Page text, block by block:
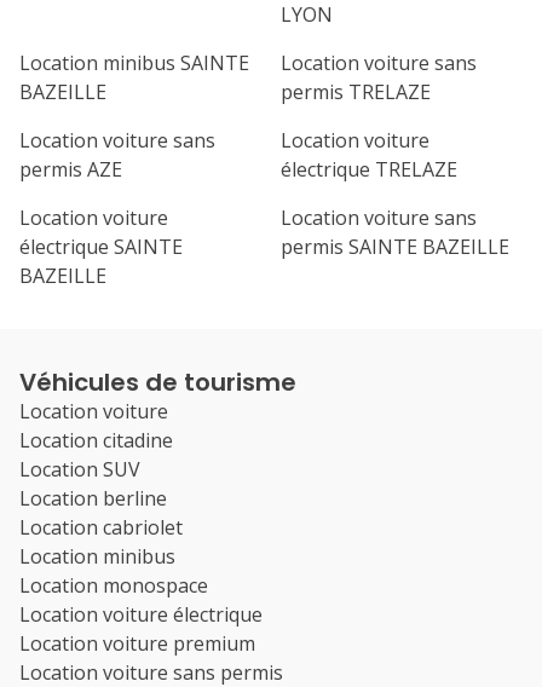
LYON
Location minibus SAINTE
BAZEILLE
Location voiture sans
permis TRELAZE
Location voiture sans
permis AZE
Location voiture
électrique TRELAZE
Location voiture
électrique SAINTE
BAZEILLE
Location voiture sans
permis SAINTE BAZEILLE
Véhicules de tourisme
Location voiture
Location citadine
Location SUV
Location berline
Location cabriolet
Location minibus
Location monospace
Location voiture électrique
Location voiture premium
Location voiture sans permis